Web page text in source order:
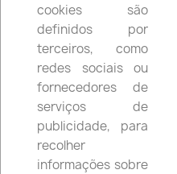
O que são cookies?
Cookies são pequenos
armazenados no seu
tablet ou smartphone)
Eles são utilizados para
de navegação e para
Cookies que utilizamos
Utilizamos os seguintes
cookies são
definidos por
terceiros, como
redes sociais ou
fornecedores de
serviços de
publicidade, para
recolher
informações sobre